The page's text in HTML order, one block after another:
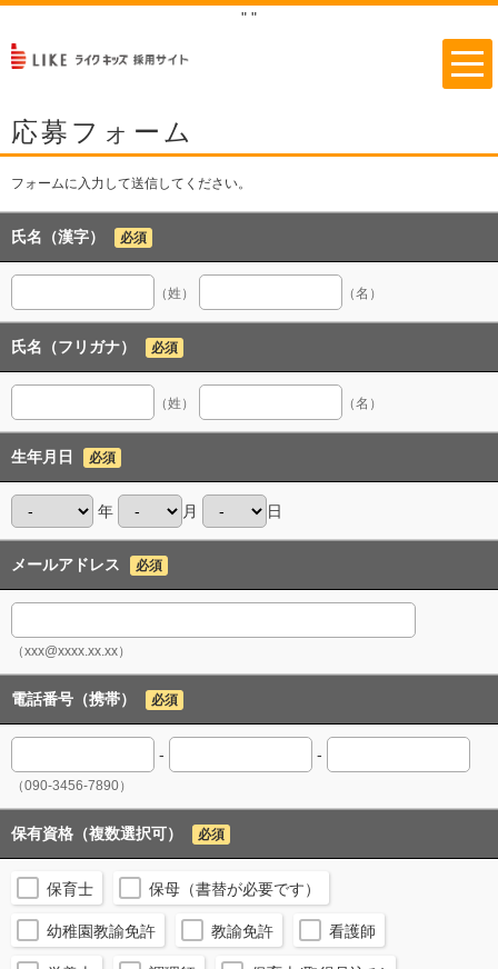
" "
応募フォーム
フォームに入力して送信してください。
氏名（漢字） 必須
（姓） （名）
氏名（フリガナ） 必須
（姓） （名）
生年月日 必須
年 月 日
メールアドレス 必須
（xxx@xxxx.xx.xx）
電話番号（携帯） 必須
- -
（090-3456-7890）
保有資格（複数選択可） 必須
保育士 保母（書替が必要です）
幼稚園教諭免許 教諭免許 看護師